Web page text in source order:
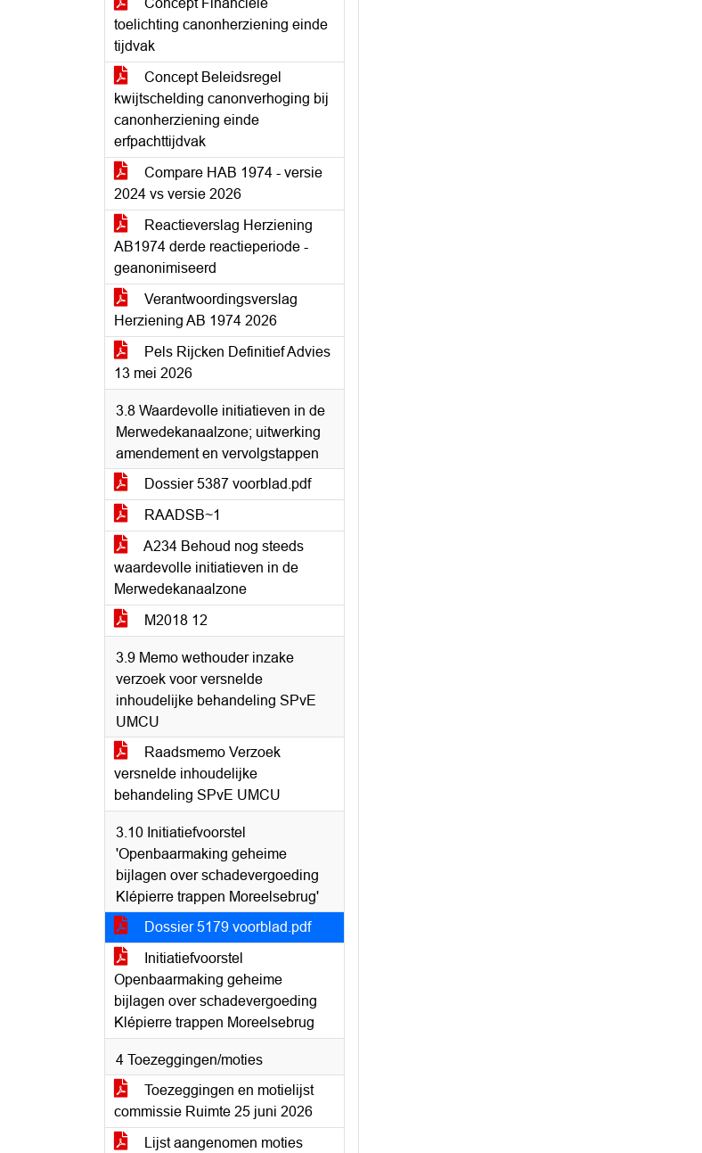
Concept Financiële
toelichting canonherziening einde
tijdvak
Concept Beleidsregel
kwijtschelding canonverhoging bij
canonherziening einde
erfpachttijdvak
Compare HAB 1974 - versie
2024 vs versie 2026
Reactieverslag Herziening
AB1974 derde reactieperiode -
geanonimiseerd
Verantwoordingsverslag
Herziening AB 1974 2026
Pels Rijcken Definitief Advies
13 mei 2026
3.8 Waardevolle initiatieven in de
Merwedekanaalzone; uitwerking
amendement en vervolgstappen
Dossier 5387 voorblad.pdf
RAADSB~1
A234 Behoud nog steeds
waardevolle initiatieven in de
Merwedekanaalzone
M2018 12
3.9 Memo wethouder inzake
verzoek voor versnelde
inhoudelijke behandeling SPvE
UMCU
Raadsmemo Verzoek
versnelde inhoudelijke
behandeling SPvE UMCU
3.10 Initiatiefvoorstel
'Openbaarmaking geheime
bijlagen over schadevergoeding
Klépierre trappen Moreelsebrug'
Dossier 5179 voorblad.pdf
Initiatiefvoorstel
Openbaarmaking geheime
bijlagen over schadevergoeding
Klépierre trappen Moreelsebrug
4 Toezeggingen/moties
Toezeggingen en motielijst
commissie Ruimte 25 juni 2026
Lijst aangenomen moties